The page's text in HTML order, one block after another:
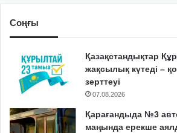
Соңғы
Қазақстандықтар
жақсылық күтеді –
зерттеуі
07.08.2026
Қарағандыда №3
маңында ерекше